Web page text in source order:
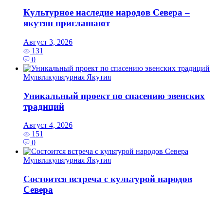
Культурное наследие народов Севера –
якутян приглашают
Август 3, 2026
131
0
Мультикультурная Якутия
Уникальный проект по спасению эвенских
традиций
Август 4, 2026
151
0
Мультикультурная Якутия
Состоится встреча с культурой народов
Севера